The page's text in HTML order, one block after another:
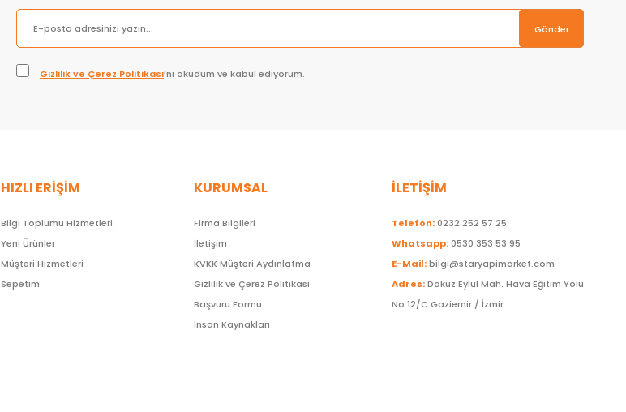
Gönder
Gizlilik ve Çerez Politikası’nı okudum ve kabul ediyorum.
HIZLI ERİŞİM
Bilgi Toplumu Hizmetleri
Yeni Ürünler
Müşteri Hizmetleri
Sepetim
KURUMSAL
Firma Bilgileri
İletişim
KVKK Müşteri Aydınlatma
Gizlilik ve Çerez Politikası
Başvuru Formu
İnsan Kaynakları
İLETİŞİM
Telefon:0232 252 57 25
Whatsapp:0530 353 53 95
E-Mail:bilgi@staryapimarket.com
Adres:Dokuz Eylül Mah. Hava Eğitim Yolu
No:12/C Gaziemir / İzmir